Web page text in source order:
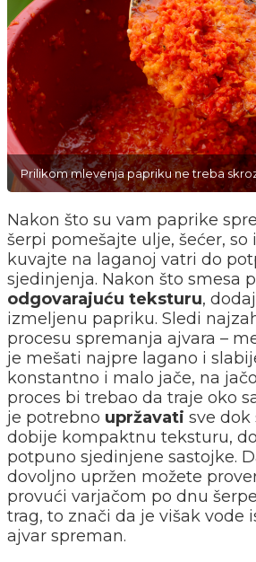
Prilikom mlevenja papriku ne treba
Nakon što su vam paprike
šerpi pomešajte ulje, šećer, so
kuvajte na laganoj vatri do
sjedinjenja. Nakon što smesa
odgovarajuću teksturu,
izmeljenu papriku. Sledi
procesu spremanja ajvara –
je mešati najpre lagano i
konstantno i malo jače, na
proces bi trebao da traje oko
je potrebno upržavati sve dok
dobije kompaktnu teksturu,
potpuno sjedinjene sastojke.
dovoljno upržen možete
provući varjačom po dnu
trag, to znači da je višak vode
ajvar spreman.